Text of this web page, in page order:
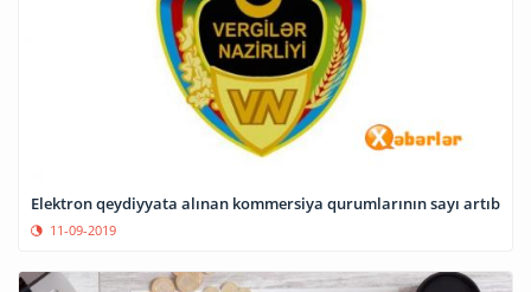
Elektron qeydiyyata alınan kommersiya qurumlarının sayı artıb
11-09-2019